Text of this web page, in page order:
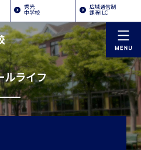
秀光
中学校
広域通信制
課程ILC
ルライフ